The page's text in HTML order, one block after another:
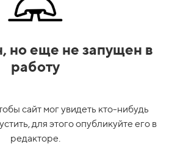
но еще не запущен в
работу
сайт мог увидеть кто-нибудь
для этого опубликуйте его в
редакторе.